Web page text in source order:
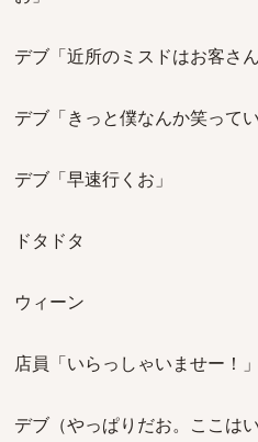
デブ「近所のミスドはお客さ
デブ「きっと僕なんか笑って
デブ「早速行くお」
ドタドタ
ウィーン
店員「いらっしゃいませー！
デブ（やっぱりだお。ここは